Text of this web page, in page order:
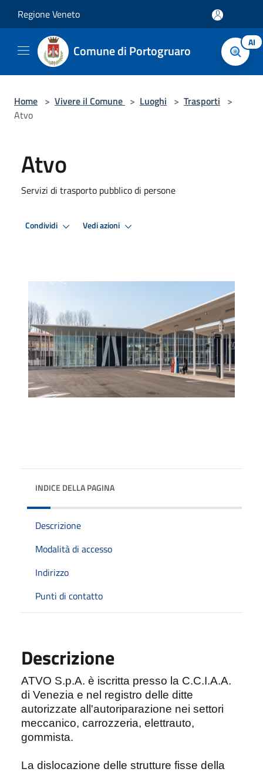
Regione Veneto
Comune di Portogruaro AI
Home > Vivere il Comune > Luoghi > Trasporti >
Atvo
Atvo
Servizi di trasporto pubblico di persone
Condividi Vedi azioni
INDICE DELLA PAGINA
Descrizione
Modalità di accesso
Indirizzo
Punti di contatto
Descrizione
ATVO S.p.A. è iscritta presso la C.C.I.A.A.
di Venezia e nel registro delle ditte
autorizzate all'autoriparazione nei settori
meccanico, carrozzeria, elettrauto,
gommista.
La dislocazione delle strutture fisse della